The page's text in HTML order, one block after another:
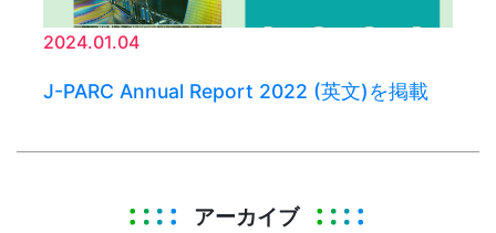
2024.01.04
J-PARC Annual Report 2022 (英文)を掲載
アーカイブ